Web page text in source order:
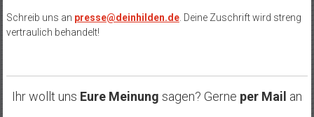
Schreib uns an presse@deinhilden.de. Deine Zuschrift wird streng
vertraulich behandelt!
Ihr wollt uns Eure Meinung sagen? Gerne per Mail an